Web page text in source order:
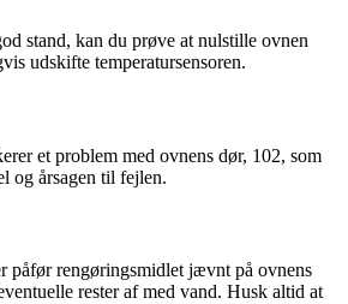
stand, kan du prøve at nulstille ovnen
udskifte temperatursensoren.
et problem med ovnens dør, 102, som
og årsagen til fejlen.
påfør rengøringsmidlet jævnt på ovnens
rester af med vand. Husk altid at